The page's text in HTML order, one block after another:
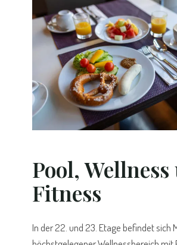
Pool,
Fitness
In der 22. und 23. Etage befindet sich